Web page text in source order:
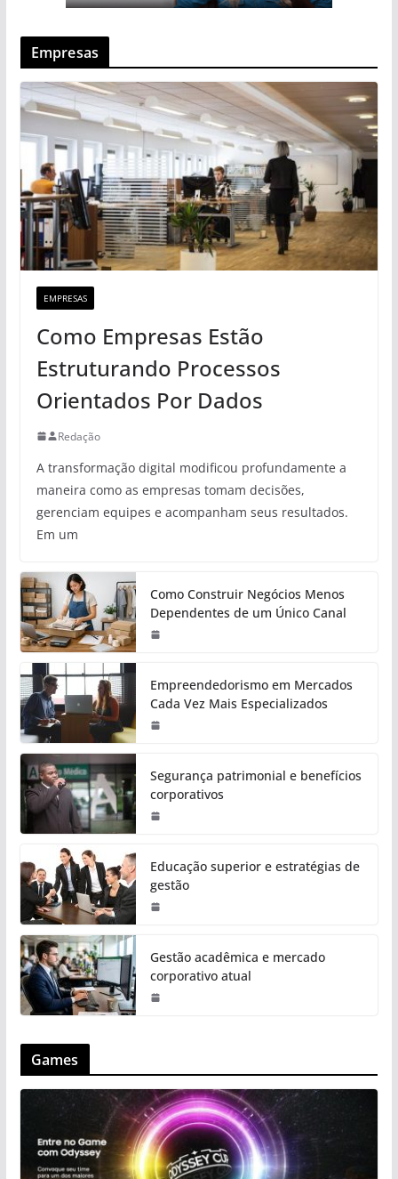
Empresas
EMPRESAS
Como Empresas Estão
Estruturando Processos
Orientados Por Dados
Redação
A transformação digital modificou profundamente a
maneira como as empresas tomam decisões,
gerenciam equipes e acompanham seus resultados.
Em um
Como Construir Negócios Menos
Dependentes de um Único Canal
Empreendedorismo em Mercados
Cada Vez Mais Especializados
Segurança patrimonial e benefícios
corporativos
Educação superior e estratégias de
gestão
Gestão acadêmica e mercado
corporativo atual
Games